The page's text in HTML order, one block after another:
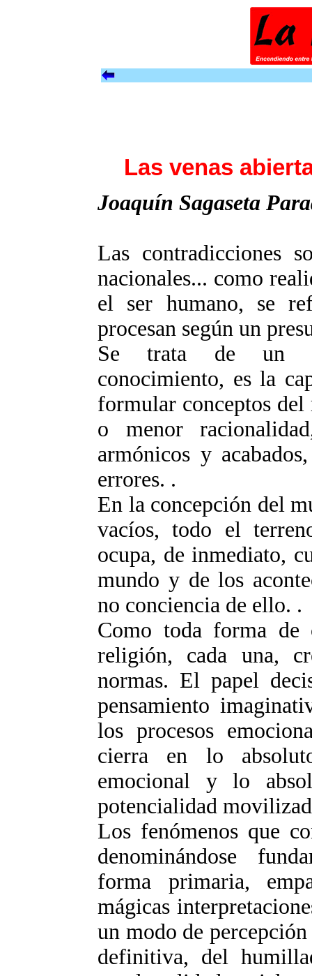
Las venas
Joaquín Sagaseta
Las contradicciones
nacionales... como
el ser humano, se
procesan según un
Se trata de un
conocimiento, es la
formular conceptos
o menor
armónicos y
errores. .
En la concepción del
vacíos, todo el
ocupa, de inmediato,
mundo y de los
no conciencia de ello. .
Como toda forma de
religión, cada una,
normas. El papel
pensamiento
los procesos
cierra en lo
emocional y lo
potencialidad
Los fenómenos que
denominándose
forma primaria,
mágicas
un modo de
definitiva, del